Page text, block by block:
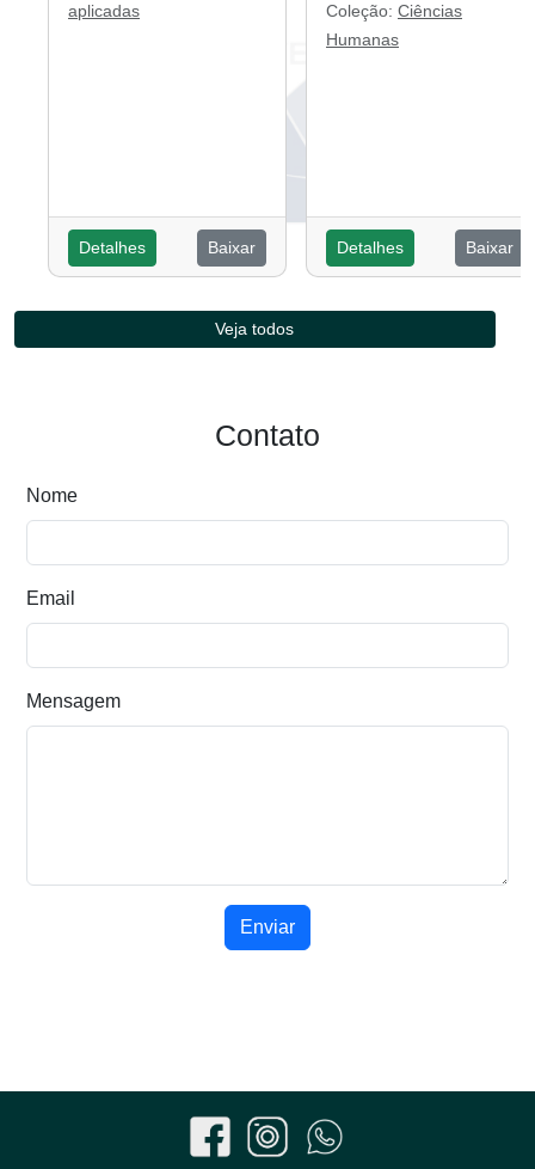
aplicadas
Detalhes Baixar
Coleção: Ciências
Humanas
Detalhes Baixar
Veja todos
Contato
Nome
Email
Mensagem
Enviar